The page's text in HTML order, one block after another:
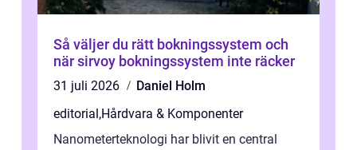
Så väljer du rätt bokningssystem och
när sirvoy bokningssystem inte räcker
31 juli 2026
Daniel Holm
editorial,Hårdvara & Komponenter
Nanometerteknologi har blivit en central